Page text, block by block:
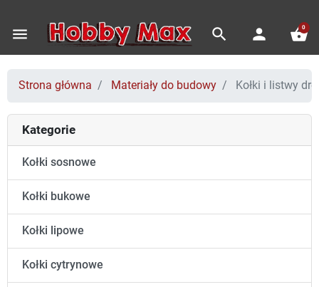
menu search person shopping_basket
0
Strona główna Materiały do budowy Kołki i listwy
Kategorie
Kołki sosnowe
Kołki bukowe
Kołki lipowe
Kołki cytrynowe